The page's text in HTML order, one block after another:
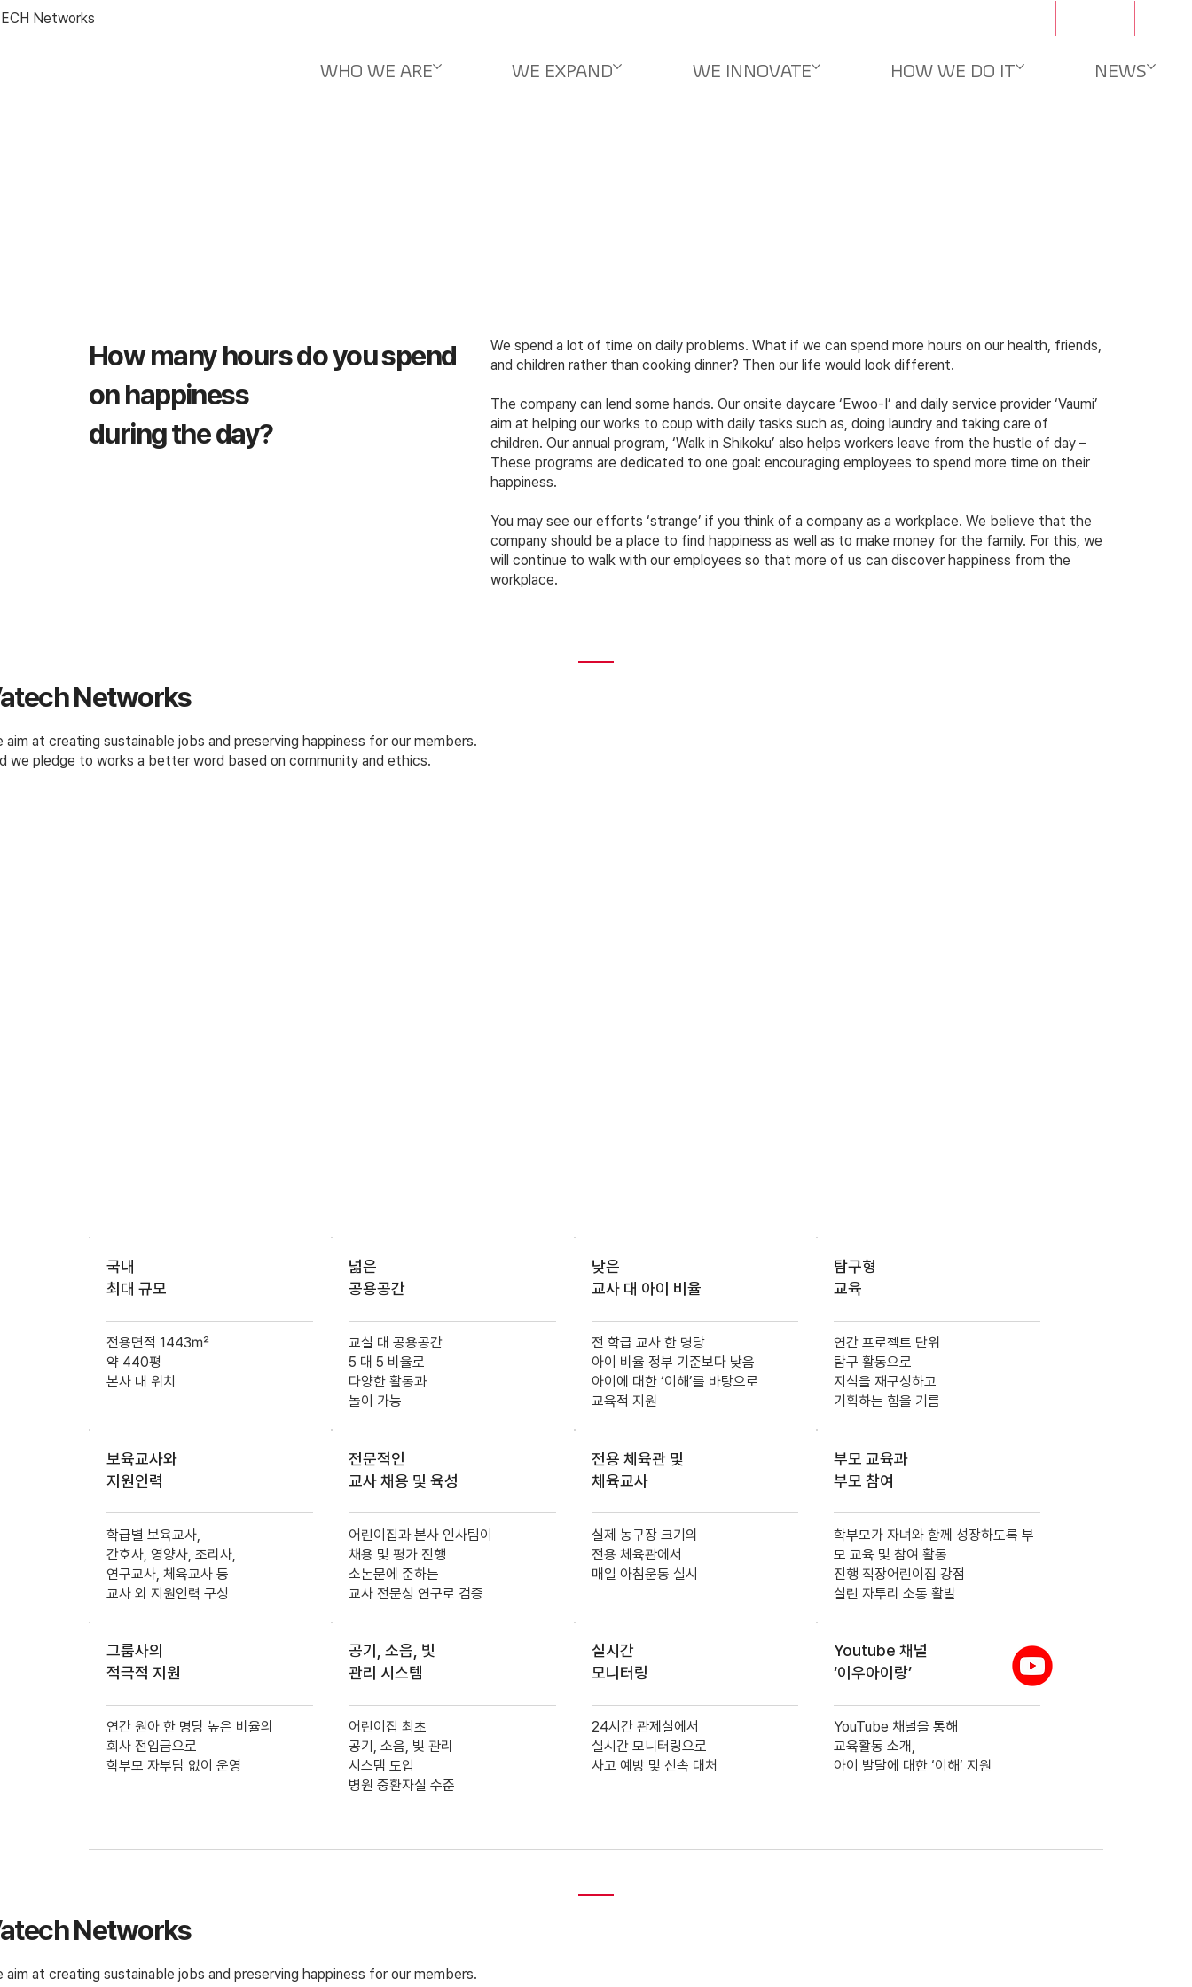
Networks
WHO WE ARE WE EXPAND WE INNOVATE HOW WE DO IT NEWS
How many hours do you spend
on happiness
during the day?
We spend a lot of time on daily problems. What if we can spend more hours on our health, friends,
and children rather than cooking dinner? Then our life would look different.
The company can lend some hands. Our onsite daycare ‘Ewoo-I’ and daily service provider ‘Vaumi’
aim at helping our works to coup with daily tasks such as, doing laundry and taking care of
children. Our annual program, ‘Walk in Shikoku’ also helps workers leave from the hustle of day –
These programs are dedicated to one goal: encouraging employees to spend more time on their
happiness.
You may see our efforts ‘strange’ if you think of a company as a workplace. We believe that the
company should be a place to find happiness as well as to make money for the family. For this, we
will continue to walk with our employees so that more of us can discover happiness from the
workplace.
Networks
aim at creating sustainable jobs and preserving happiness for our members.
we pledge to works a better word based on community and ethics.
국내
​최대 규모
전용면적 1443㎡
약 440평
본사 내 위치
넓은
​공용공간​
교실 대 공용공간
5 대 5 비율로
다양한 활동과
놀이 가능
낮은
교사 대 아이 비율
전 학급 교사 한 명당
아이 비율 정부 기준보다 낮음
아이에 대한 ‘이해’를 바탕으로
교육적 지원
탐구형
교육
연간 프로젝트 단위
탐구 활동으로
지식을 재구성하고
기획하는 힘을 기름
보육교사와
지원인력
학급별 보육교사,
간호사, 영양사, 조리사,
연구교사, 체육교사 등
교사 외 지원인력 구성
전문적인
교사 채용 및 육성
어린이집과 본사 인사팀이
채용 및 평가 진행
소논문에 준하는
교사 전문성 연구로 검증
전용 체육관 및
체육교사
실제 농구장 크기의
전용 체육관에서
매일 아침운동 실시
부모 교육과
부모 참여
학부모가 자녀와 함께 성장하도록 부
모 교육 및 참여 활동
진행 직장어린이집 강점
살린 자투리 소통 활발
그룹사의
적극적 지원
연간 원아 한 명당 높은 비율의
회사 전입금으로
학부모 자부담 없이 운영
공기, 소음, 빛
관리 시스템
어린이집 최초
공기, 소음, 빛 관리
시스템 도입
병원 중환자실 수준
실시간
모니터링
24시간 관제실에서
실시간 모니터링으로
사고 예방 및 신속 대처
Youtube 채널
‘이우아이랑’
YouTube 채널을 통해
교육활동 소개,
아이 발달에 대한 ‘이해’ 지원
Networks
aim at creating sustainable jobs and preserving happiness for our members.